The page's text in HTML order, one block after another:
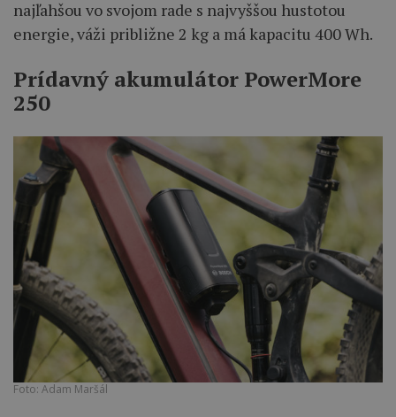
najľahšou vo svojom rade s najvyššou hustotou
energie, váži približne 2 kg a má kapacitu 400 Wh.
Prídavný akumulátor PowerMore
250
Foto: Adam Maršál